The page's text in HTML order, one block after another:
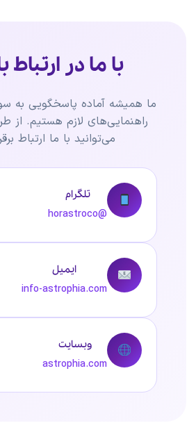
با ما در
ما همیشه آماده پاسخگویی به
راهنمایی‌های لازم هستیم. از
می‌توانید با ما ارتباط
تلگرام
@horastroco
ایمیل
info-astrophia.com
وبسایت
astrophia.com